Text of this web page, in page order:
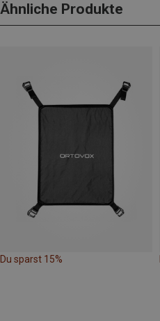
Ähnliche Produkte
Du sparst 15%